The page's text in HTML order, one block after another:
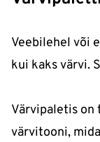
Veebilehel või
kui kaks värvi.
Värvipaletis
värvitooni,